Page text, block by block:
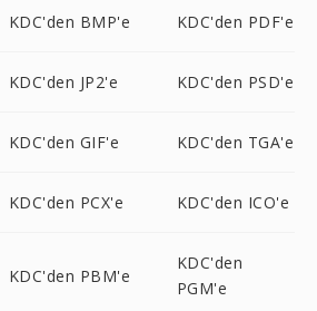
KDC'den BMP'e KDC'den PDF'e
KDC'den JP2'e KDC'den PSD'e
KDC'den GIF'e KDC'den TGA'e
KDC'den PCX'e KDC'den ICO'e
KDC'den PBM'e
KDC'den
PGM'e